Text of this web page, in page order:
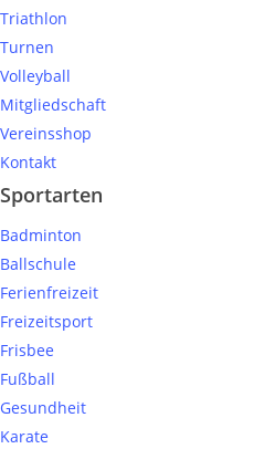
Triathlon
Turnen
Volleyball
Mitgliedschaft
Vereinsshop
Kontakt
Sportarten
Badminton
Ballschule
Ferienfreizeit
Freizeitsport
Frisbee
Fußball
Gesundheit
Karate